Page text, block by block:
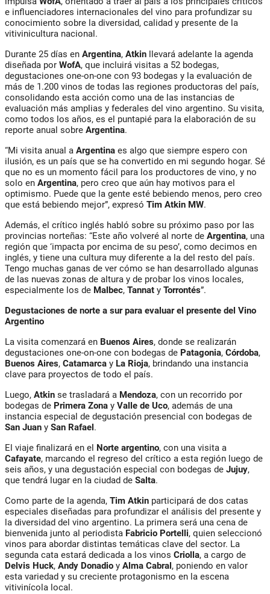
e influenciadores internacionales del vino para profundizar su
conocimiento sobre la diversidad, calidad y presente de la
vitivinicultura nacional.
Durante 25 días en Argentina, Atkin llevará adelante la agenda
diseñada por WofA, que incluirá visitas a 52 bodegas,
degustaciones one-on-one con 93 bodegas y la evaluación de
más de 1.200 vinos de todas las regiones productoras del país,
consolidando esta acción como una de las instancias de
evaluación más amplias y federales del vino argentino. Su visita,
como todos los años, es el puntapié para la elaboración de su
reporte anual sobre Argentina.
“Mi visita anual a Argentina es algo que siempre espero con
ilusión, es un país que se ha convertido en mi segundo hogar. Sé
que no es un momento fácil para los productores de vino, y no
solo en Argentina, pero creo que aún hay motivos para el
optimismo. Puede que la gente esté bebiendo menos, pero creo
que está bebiendo mejor”, expresó Tim Atkin MW.
Además, el crítico inglés habló sobre su próximo paso por las
provincias norteñas: “Este año volveré al norte de Argentina, una
región que ‘impacta por encima de su peso’, como decimos en
inglés, y tiene una cultura muy diferente a la del resto del país.
Tengo muchas ganas de ver cómo se han desarrollado algunas
de las nuevas zonas de altura y de probar los vinos locales,
especialmente los de Malbec, Tannat y Torrontés”.
Degustaciones de norte a sur para evaluar el presente del Vino
Argentino
La visita comenzará en Buenos Aires, donde se realizarán
degustaciones one-on-one con bodegas de Patagonia, Córdoba,
Buenos Aires, Catamarca y La Rioja, brindando una instancia
clave para proyectos de todo el país.
Luego, Atkin se trasladará a Mendoza, con un recorrido por
bodegas de Primera Zona y Valle de Uco, además de una
instancia especial de degustación presencial con bodegas de
San Juan y San Rafael .
El viaje finalizará en el
Norte argentino, con una visita a
Cafayate, marcando el regreso del crítico a esta región luego de
seis años, y una degustación especial con bodegas de Jujuy,
que tendrá lugar en la ciudad de Salta.
Como parte de la agenda, Tim Atkin participará de dos catas
especiales diseñadas para profundizar el análisis del presente y
la diversidad del vino argentino. La primera será una cena de
bienvenida junto al periodista Fabricio Portelli, quien seleccionó
vinos para abordar distintas temáticas clave del sector. La
segunda cata estará dedicada a los vinos Criolla, a cargo de
Delvis Huck, Andy Donadio y Alma Cabral , poniendo en valor
esta variedad y su creciente protagonismo en la escena
vitivinícola local.